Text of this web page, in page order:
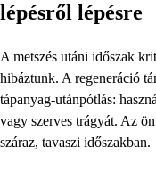
lépésről lépésre
A metszés utáni időszak
hibáztunk. A regeneráció
tápanyag-utánpótlás:
vagy szerves trágyát. Az
száraz, tavaszi időszakban.